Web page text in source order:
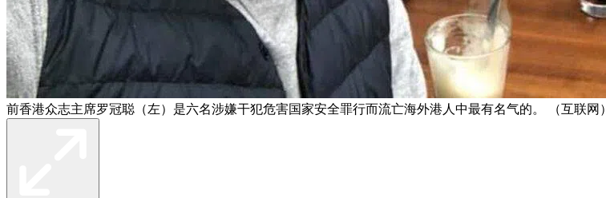
前香港众志主席罗冠聪（左）是六名涉嫌干犯危害国家安全罪行而流亡海外港人中最有名气的。 （互联网）